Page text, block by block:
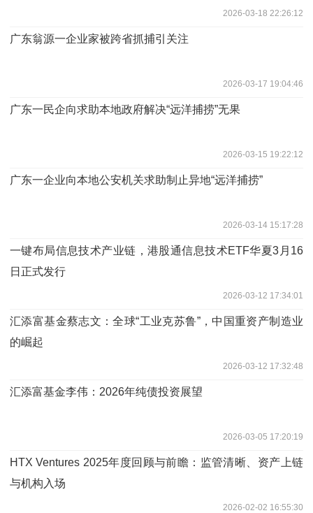
2026-03-18 22:26:12
广东翁源一企业家被跨省抓捕引关注
2026-03-17 19:04:46
广东一民企向求助本地政府解决“远洋捕捞”无果
2026-03-15 19:22:12
广东一企业向本地公安机关求助制止异地“远洋捕捞”
2026-03-14 15:17:28
一键布局信息技术产业链，港股通信息技术ETF华夏3月16
日正式发行
2026-03-12 17:34:01
汇添富基金蔡志文：全球“工业克苏鲁”，中国重资产制造业
的崛起
2026-03-12 17:32:48
汇添富基金李伟：2026年纯债投资展望
2026-03-05 17:20:19
HTX Ventures 2025年度回顾与前瞻：监管清晰、资产上链
与机构入场
2026-02-02 16:55:30